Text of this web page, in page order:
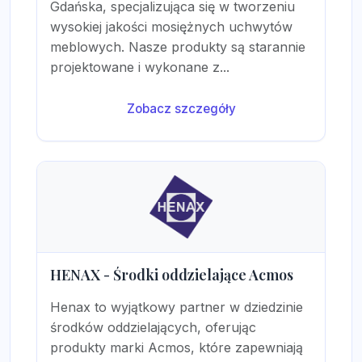
Gdańska, specjalizująca się w tworzeniu
wysokiej jakości mosiężnych uchwytów
meblowych. Nasze produkty są starannie
projektowane i wykonane z...
Zobacz szczegóły
HENAX - Środki oddzielające Acmos
Henax to wyjątkowy partner w dziedzinie
środków oddzielających, oferując
produkty marki Acmos, które zapewniają